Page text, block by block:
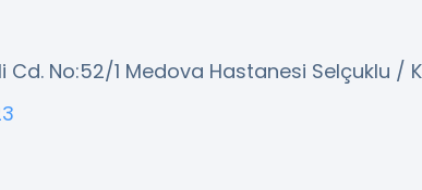
Cd. No:52/1 Medova Hastanesi Selçuklu /